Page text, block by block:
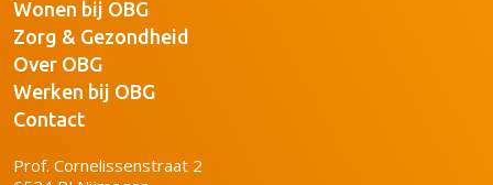
Wonen bij OBG
Zorg & Gezondheid
Over OBG
Werken bij OBG
Contact
Prof. Cornelissenstraat 2